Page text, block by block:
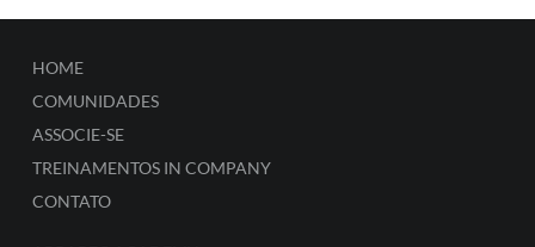
HOME
COMUNIDADES
ASSOCIE-SE
TREINAMENTOS IN COMPANY
CONTATO